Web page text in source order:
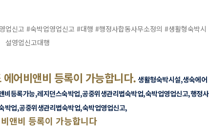
업신고 #숙박업영업신고 #대행 #행정사합동사무소정의 #생활형숙박시
설영업신고대행
어비앤비 등록이 가능합니다. 생활형숙박시설,생숙에어
등록가능,레지던스숙박업,공중위생관리법숙박업,숙박업영업신고,행정사
박업,공중위생관리법숙박업,숙박업영업신고,
앤비 등록이 가능합니다